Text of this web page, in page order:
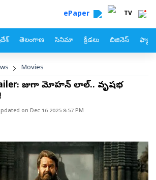
ePaper TV
తెలంగాణ సినిమా క్రీడలు బిజినెస్
Movies
రాజుగా మోహన్‌ లాల్.. వృషభ
on Dec 16 2025 8:57 PM